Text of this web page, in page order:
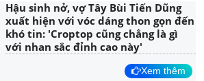
Hậu sinh nở, vợ Tây Bùi Tiến Dũng
xuất hiện với vóc dáng thon gọn đến
khó tin: 'Croptop cũng chẳng là gì
với nhan sắc đỉnh cao này'
Xem thêm